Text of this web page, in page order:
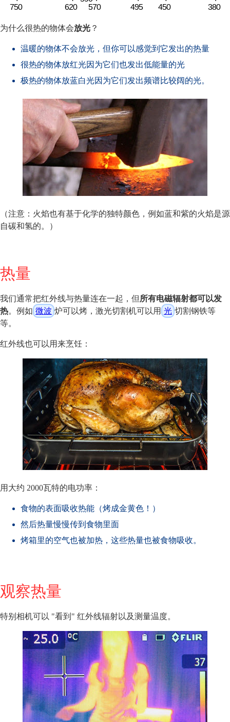
为什么很热的物体会放光 ？
温暖的物体不会放光，但你可以感觉到它发出的热量
很热的物体放红光因为它们也发出低能量的光
极热的物体放蓝白光因为它们发出频谱比较阔的光。
（注意：火焰也有基于化学的独特颜色，例如蓝和紫的火焰是源
自碳和氢的。）
热量
我们通常把红外线与热量连在一起，但所有电磁辐射都可以发
热。例如 微波 炉可以烤，激光切割机可以用 光 切割钢铁等
等。
红外线也可以用来烹饪：
用大约 2000瓦特的电功率：
食物的表面吸收热能（烤成金黄色！）
然后热量慢慢传到食物里面
烤箱里的空气也被加热，这些热量也被食物吸收。
观察热量
特别相机可以 "看到" 红外线辐射以及测量温度。